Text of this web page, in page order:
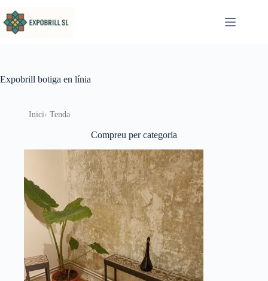
Expobrill botiga en línia
Inici Tenda
Compreu per categoria